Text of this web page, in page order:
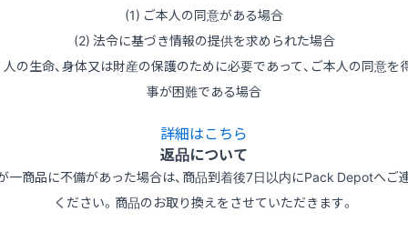
(1) ご本人の同意がある場合
(2) 法令に基づき情報の提供を求められた場合
の生命、身体又は財産の保護のために必要であって、ご本人の同意を
事が困難である場合
詳細はこちら
返品について
一商品に不備があった場合は、商品到着後7日以内にPack Depotへご
ください。商品のお取り換えをさせていただきます。